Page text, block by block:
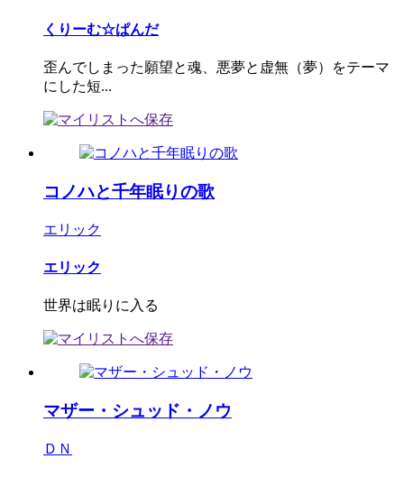
くりーむ☆ぱんだ
歪んでしまった願望と魂、悪夢と虚無（夢）をテーマ
にした短...
コノハと千年眠りの歌
エリック
エリック
世界は眠りに入る
マザー・シュッド・ノウ
ＤＮ